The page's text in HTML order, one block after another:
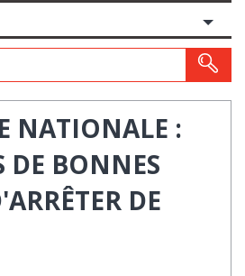
NATIONALE :
DE BONNES
DE